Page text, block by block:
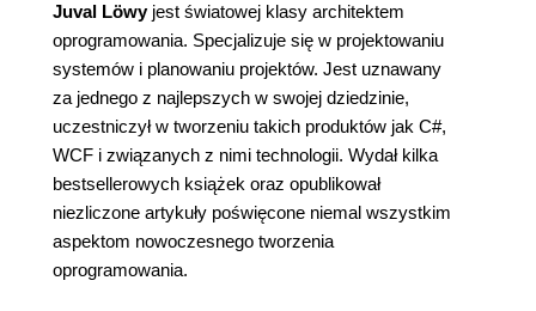
Juval Löwyjest światowej klasy architektem
oprogramowania. Specjalizuje się w projektowaniu
systemów i planowaniu projektów. Jest uznawany
za jednego z najlepszych w swojej dziedzinie,
uczestniczył w tworzeniu takich produktów jak C#,
WCF i związanych z nimi technologii. Wydał kilka
bestsellerowych książek oraz opublikował
niezliczone artykuły poświęcone niemal wszystkim
aspektom nowoczesnego tworzenia
oprogramowania.